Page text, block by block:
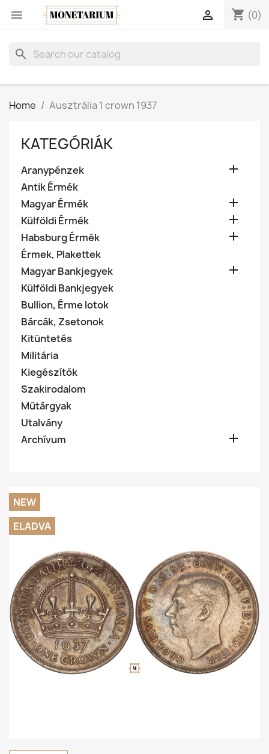
 shopping_cart (0)

search
Home Ausztrália 1 crown 1937
KATEGÓRIÁK
Aranypénzek 
Antik Érmék
Magyar Érmék

Külföldi Érmék 
Habsburg Érmék 
Érmek, Plakettek
Magyar Bankjegyek

Külföldi Bankjegyek
Bullion, Érme lotok
Bárcák, Zsetonok
Kitüntetés
Militária
Kiegészítők
Szakirodalom
Műtárgyak
Utalvány
Archívum

NEW
ELADVA